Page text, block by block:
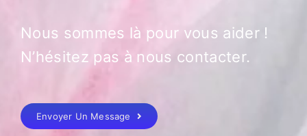
Nous sommes là pour vous aider !
N’hésitez pas à nous contacter.
Envoyer Un Message